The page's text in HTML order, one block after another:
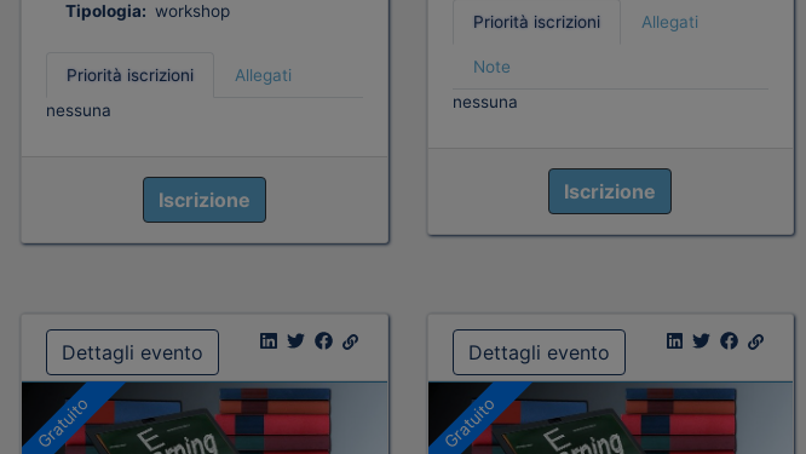
Tipologia: workshop
Priorità iscrizioni
Allegati
nessuna
Iscrizione
Priorità iscrizioni Allegati
Note
nessuna
Iscrizione
Dettagli evento
Gratuito
Dettagli evento
Gratuito